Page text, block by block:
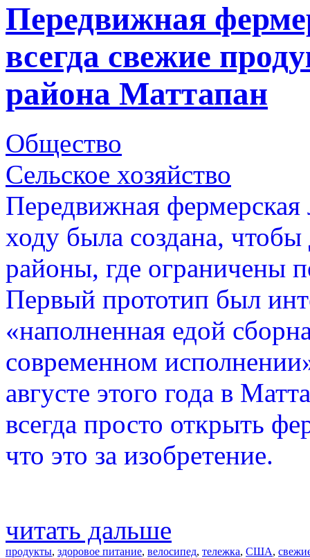
Передвижная
всегда свежие
района Маттапан
Общество
Сельское хозяйство
Передвижная фермерская
ходу была создана,
районы, где ограничены
Первый прототип был
«наполненная едой
современном
августе этого года в
всегда просто открыть
что это за изобретение.
читать дальше
продукты, здоровое питание, велосипед, тележка, США,